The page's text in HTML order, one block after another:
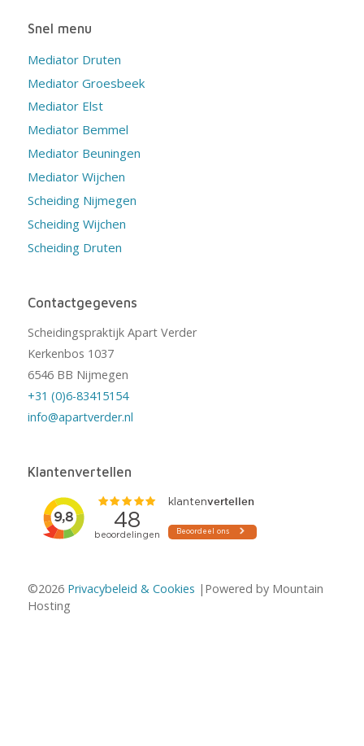
Snel menu
Mediator Druten
Mediator Groesbeek
Mediator Elst
Mediator Bemmel
Mediator Beuningen
Mediator Wijchen
Scheiding Nijmegen
Scheiding Wijchen
Scheiding Druten
Contactgegevens
Scheidingspraktijk Apart Verder
Kerkenbos 1037
6546 BB Nijmegen
+31 (0)6-83415154
info@apartverder.nl
Klantenvertellen
©2026 Privacybeleid & Cookies |Powered by Mountain
Hosting